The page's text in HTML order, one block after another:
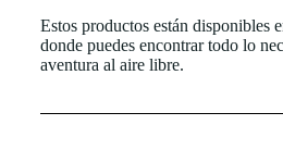
Estos productos están disponibles
donde puedes encontrar todo lo
aventura al aire libre.